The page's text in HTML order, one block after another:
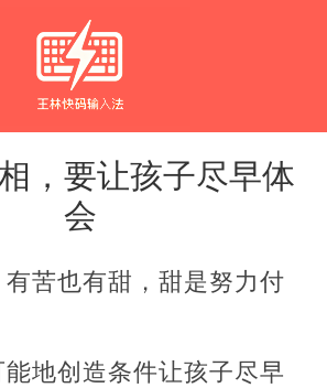
，要让孩子尽早体
会
育
苦也有甜，甜是努力付
地创造条件让孩子尽早